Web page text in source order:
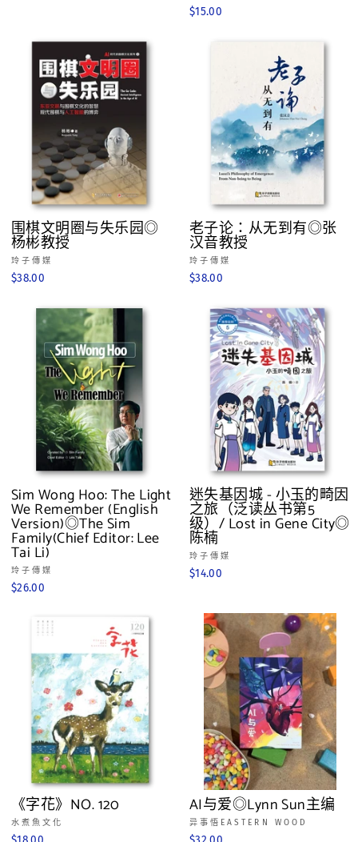
$15.00
围棋文明圈与失乐园◎
杨彬教授
玲子傳媒
$38.00
老子论：从无到有◎张
汉音教授
玲子傳媒
$38.00
Sim Wong Hoo: The Light
We Remember (English
Version)◎The Sim
Family(Chief Editor: Lee
Tai Li)
玲子傳媒
$26.00
迷失基因城 - 小玉的畸因
之旅（泛读丛书第5
级）/ Lost in Gene City◎
陈楠
玲子傳媒
$14.00
《字花》NO. 120
水煮魚文化
AI与爱◎Lynn Sun主编
异事悟EASTERN WOOD